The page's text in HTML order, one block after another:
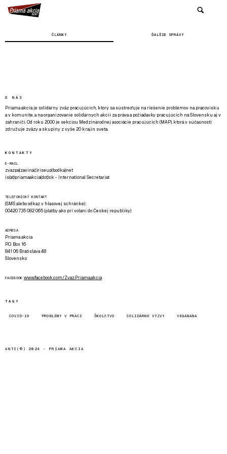
ČLÁNKY ĎALŠIE SPRÁVY
O NÁS
Priama akcia je solidárny zväz pracujúcich, ktorý sa sústreďuje na riešenie problémov na pracovisku
a v komunite, a na organizovanie solidárnych akcií za práva a požiadavky pracujúcich na Slovensku aj v
zahraničí. Od roku 2000 je sekciou Medzinárodnej asociácie pracujúcich (MAP), ktorá v súčasnosti
združuje zväzy a skupiny z vyše 20 krajín sveta.
KONTAKTY
E-MAIL
zvazpa(zavináč)riseup(bodka)net
is(at)priamaakcia(dot)sk - International Secretariat
TELEFONICKÝ KONTAKT
(SMS alebo odkaz v hlasovej schránke):
00420 735 082 065 (platby ako pri volaní do Českej republiky)
ADRESA
Priama akcia
P.O. Box 16
841 06 Bratislava 48
Slovensko
FACEBOOK www.facebook.com/Zvaz.Priama.akcia
TAGY
COVID-19 PROBLÉMY V PRÁCI ŠKOLSTVO SOLIDÁRNE VÝZVY VEGANANA
ANTI(©) 2024 - PRIAMA AKCIA